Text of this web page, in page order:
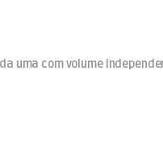
uma com volume